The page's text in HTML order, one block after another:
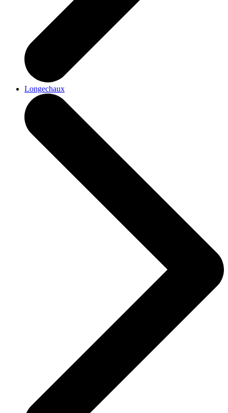
Longechaux